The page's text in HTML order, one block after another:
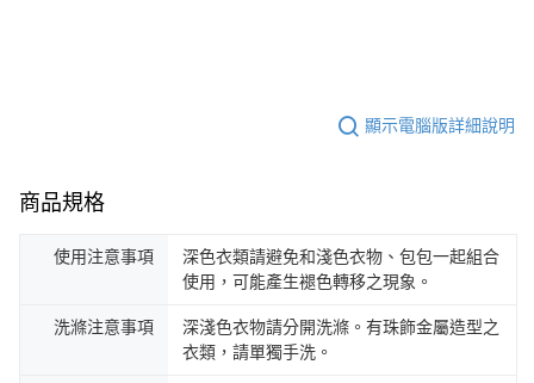
顯示電腦版詳細說明
商品規格
使用注意事項
深色衣類請避免和淺色衣物、包包一起組合
使用，可能產生褪色轉移之現象。
洗滌注意事項
深淺色衣物請分開洗滌。有珠飾金屬造型之
衣類，請單獨手洗。